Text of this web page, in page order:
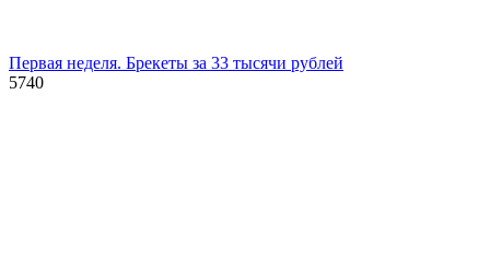
Первая неделя. Брекеты за 33 тысячи рублей
5740